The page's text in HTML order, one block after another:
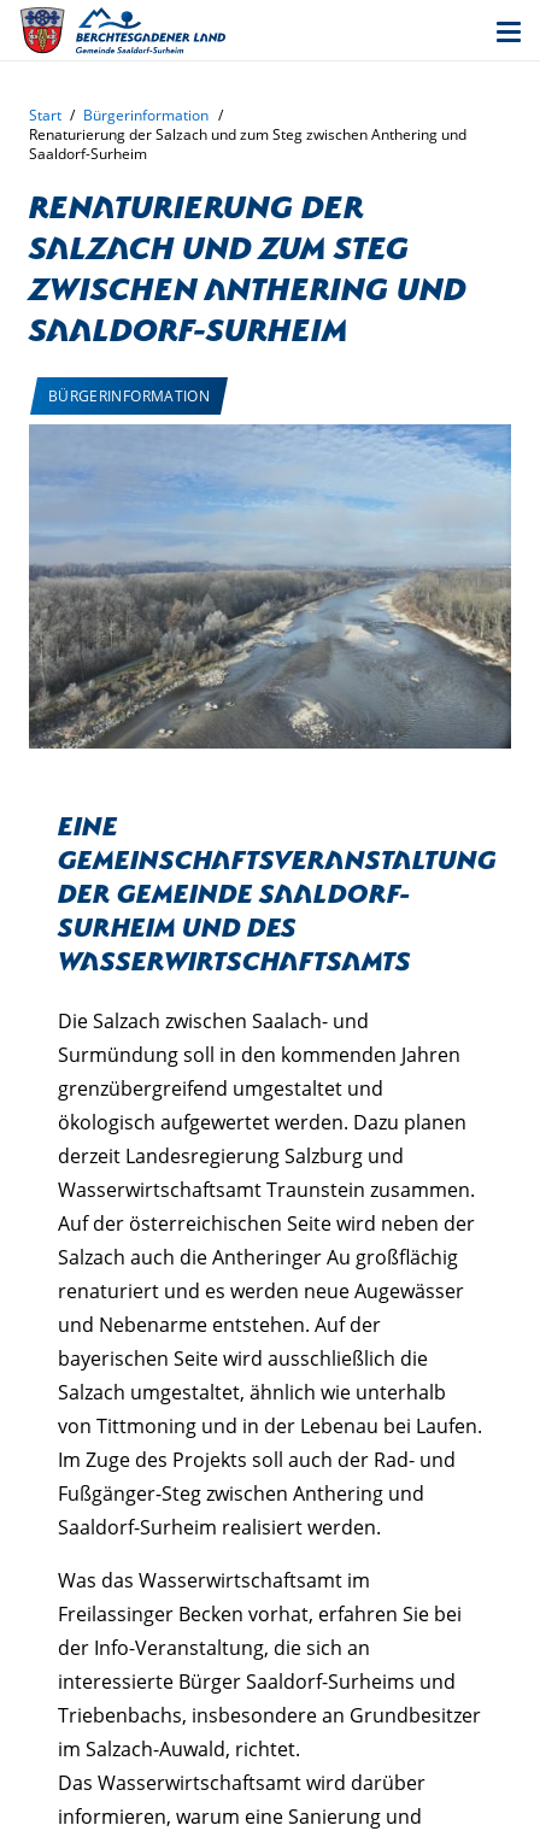
Start / Bürgerinformation /
Renaturierung der Salzach und zum Steg zwischen Anthering und
Saaldorf-Surheim
Renaturierung der
Salzach und zum Steg
zwischen Anthering und
Saaldorf-Surheim
Eine
Gemeinschaftsveranstaltung
der Gemeinde Saaldorf-
Surheim und des
Wasserwirtschaftsamts
Die Salzach zwischen Saalach- und
Surmündung soll in den kommenden Jahren
grenzübergreifend umgestaltet und
ökologisch aufgewertet werden. Dazu planen
derzeit Landesregierung Salzburg und
Wasserwirtschaftsamt Traunstein zusammen.
Auf der österreichischen Seite wird neben der
Salzach auch die Antheringer Au großflächig
renaturiert und es werden neue Augewässer
und Nebenarme entstehen. Auf der
bayerischen Seite wird ausschließlich die
Salzach umgestaltet, ähnlich wie unterhalb
von Tittmoning und in der Lebenau bei Laufen.
Im Zuge des Projekts soll auch der Rad- und
Fußgänger-Steg zwischen Anthering und
Saaldorf-Surheim realisiert werden.
Was das Wasserwirtschaftsamt im
Freilassinger Becken vorhat, erfahren Sie bei
der Info-Veranstaltung, die sich an
interessierte Bürger Saaldorf-Surheims und
Triebenbachs, insbesondere an Grundbesitzer
im Salzach-Auwald, richtet.
Das Wasserwirtschaftsamt wird darüber
informieren, warum eine Sanierung und
BÜRGERINFORMATION